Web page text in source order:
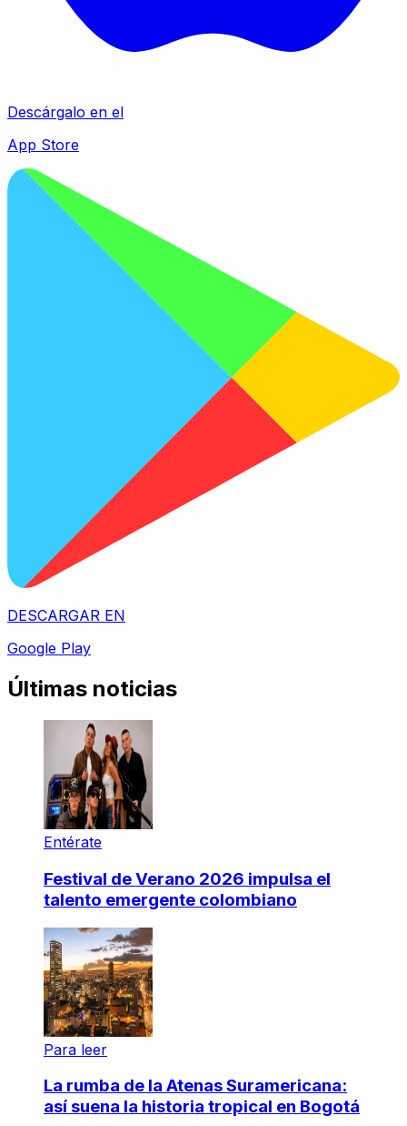
Descárgalo en el
App Store
DESCARGAR EN
Google Play
Últimas noticias
Entérate
Festival de Verano 2026 impulsa el
talento emergente colombiano
Para leer
La rumba de la Atenas Suramericana:
así suena la historia tropical en Bogotá